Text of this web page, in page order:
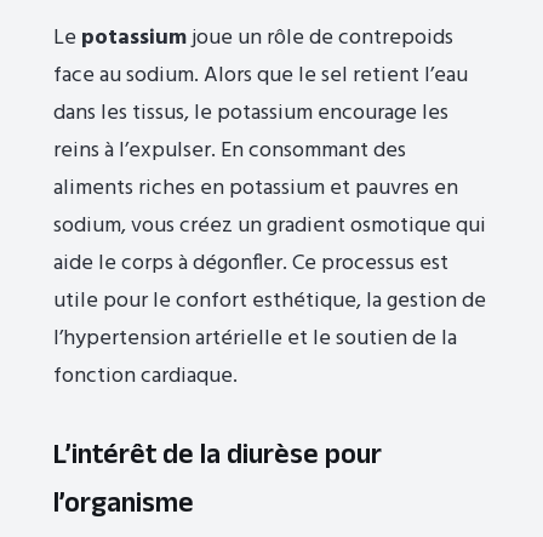
Le potassiumjoue un rôle de contrepoids
face au sodium. Alors que le sel retient l’eau
dans les tissus, le potassium encourage les
reins à l’expulser. En consommant des
aliments riches en potassium et pauvres en
sodium, vous créez un gradient osmotique qui
aide le corps à dégonfler. Ce processus est
utile pour le confort esthétique, la gestion de
l’hypertension artérielle et le soutien de la
fonction cardiaque.
L’intérêt de la diurèse pour
l’organisme